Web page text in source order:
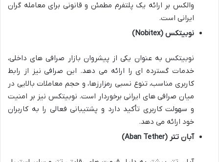
والکس بر ارائه یک پلتفرم مطمئن و قانونی برای معامله گران
ایرانی است.
نوبیتکس (Nobitex)
نوبیتکس به عنوان یکی از پیشروان بازار صرافی های داخلی،
خدمات گسترده ای را ارائه می دهد. این صرافی نیز از رابط
کاربری مناسب، تنوع نسبی رمزارزها، و حجم معاملات بالایی در
میان صرافی های ایرانی برخوردار است. نوبیتکس نیز بر امنیت
و سهولت کاربری تأکید دارد و پشتیبانی فعالی را به کاربران
خود ارائه می دهد.
آبان تتر (Aban Tether)